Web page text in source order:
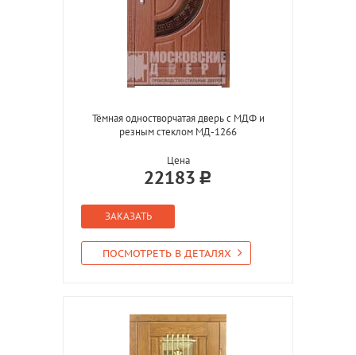
Тёмная одностворчатая дверь с МДФ и
резным стеклом МД-1266
Цена
22183
ЗАКАЗАТЬ
ПОСМОТРЕТЬ В ДЕТАЛЯХ